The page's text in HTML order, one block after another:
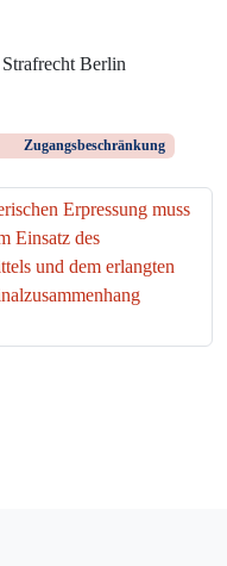
Berlin
Zugangsbeschränkung
Erpressung muss
Einsatz des
und dem erlangten